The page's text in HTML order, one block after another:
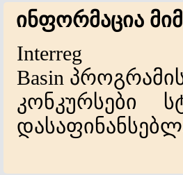
ინფორმაცია
Basin
კონკურსები